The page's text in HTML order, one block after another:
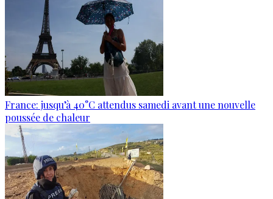
France: jusqu’à 40°C attendus samedi avant une nouvelle
poussée de chaleur